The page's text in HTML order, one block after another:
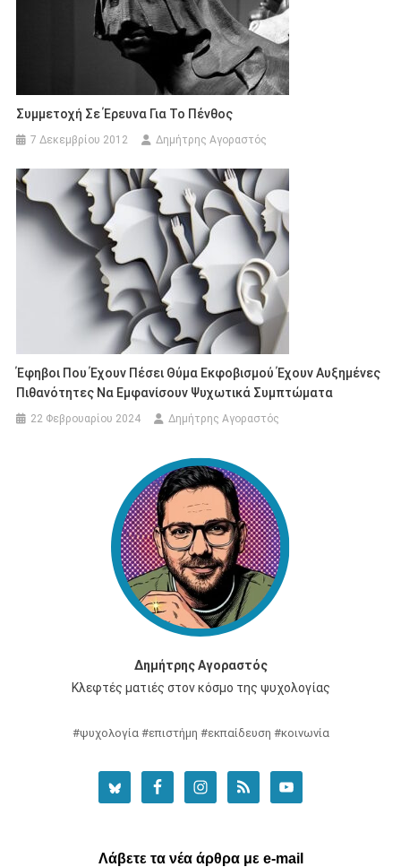
Συμμετοχή Σε Έρευνα Για Το Πένθος
7 Δεκεμβρίου 2012 Δημήτρης Αγοραστός
Έφηβοι Που Έχουν Πέσει Θύμα Εκφοβισμού Έχουν Αυξημένες
Πιθανότητες Να Εμφανίσουν Ψυχωτικά Συμπτώματα
22 Φεβρουαρίου 2024 Δημήτρης Αγοραστός
Δημήτρης Αγοραστός
Κλεφτές ματιές στον κόσμο της ψυχολογίας
#ψυχολογία #επιστήμη #εκπαίδευση #κοινωνία
Λάβετε τα νέα άρθρα με e-mail